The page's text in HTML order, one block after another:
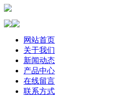
网站首页
关于我们
新闻动态
产品中心
在线留言
联系方式